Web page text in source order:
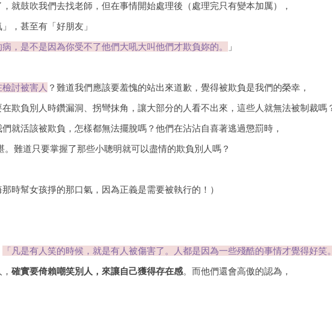
就鼓吹我們去找老師，但在事情開始處理後（處理完只有變本加厲），
，甚至有「好朋友」
，是不是因為你受不了他們大吼大叫他們才欺負妳的。 」
討被害人 ？難道我們應該要羞愧的站出來道歉，覺得被欺負是我們的榮幸，
欺負別人時鑽漏洞、拐彎抹角，讓大部分的人看不出來，這些人就無法被制裁嗎
就活該被欺負，怎樣都無法擺脫嗎？他們在沾沾自喜著逃過懲罰時，
難道只要掌握了那些小聰明就可以盡情的欺負別人嗎？
時幫女孩掙的那口氣，因為正義是需要被執行的！）
「凡是有人笑的時候，就是有人被傷害了。人都是因為一些殘酷的事情才覺得好笑
確實要倚賴嘲笑別人，來讓自己獲得存在感。而他們還會高傲的認為，